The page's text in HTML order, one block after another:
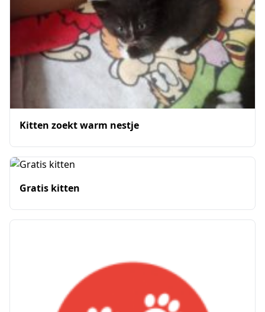
Kitten zoekt warm nestje
Gratis kitten